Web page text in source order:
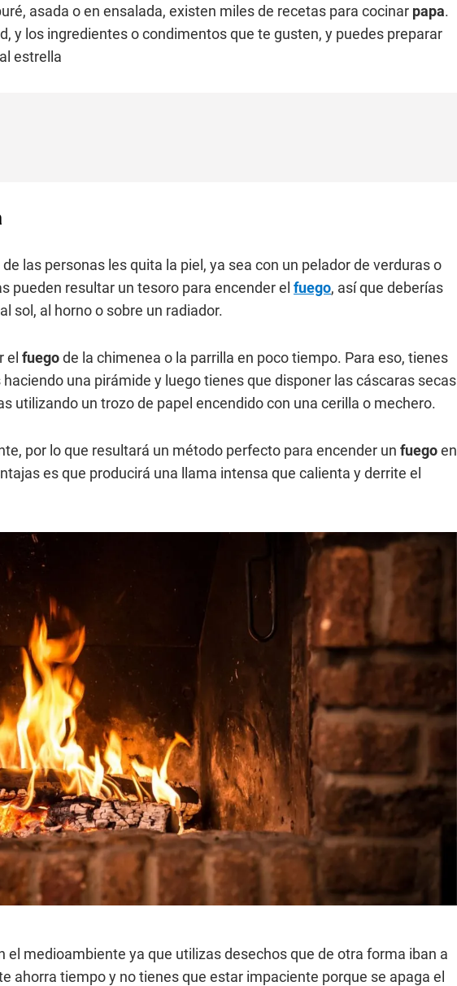
asada o en ensalada, existen miles de recetas para cocinar papa.
y los ingredientes o condimentos que te gusten, y puedes preparar
estrella
las personas les quita la piel, ya sea con un pelador de verduras o
pueden resultar un tesoro para encender el fuego, así que deberías
sol, al horno o sobre un radiador.
el fuegode la chimenea o la parrilla en poco tiempo. Para eso, tienes
una pirámide y luego tienes que disponer las cáscaras secas
utilizando un trozo de papel encendido con una cerilla o mechero.
por lo que resultará un método perfecto para encender un fuegoen
es que producirá una llama intensa que calienta y derrite el
el medioambiente ya que utilizas desechos que de otra forma iban a
ahorra tiempo y no tienes que estar impaciente porque se apaga el